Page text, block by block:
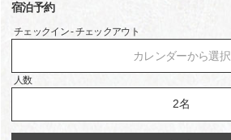
宿泊予約
チェックイン - チェックアウト
カレンダーから選択
人数